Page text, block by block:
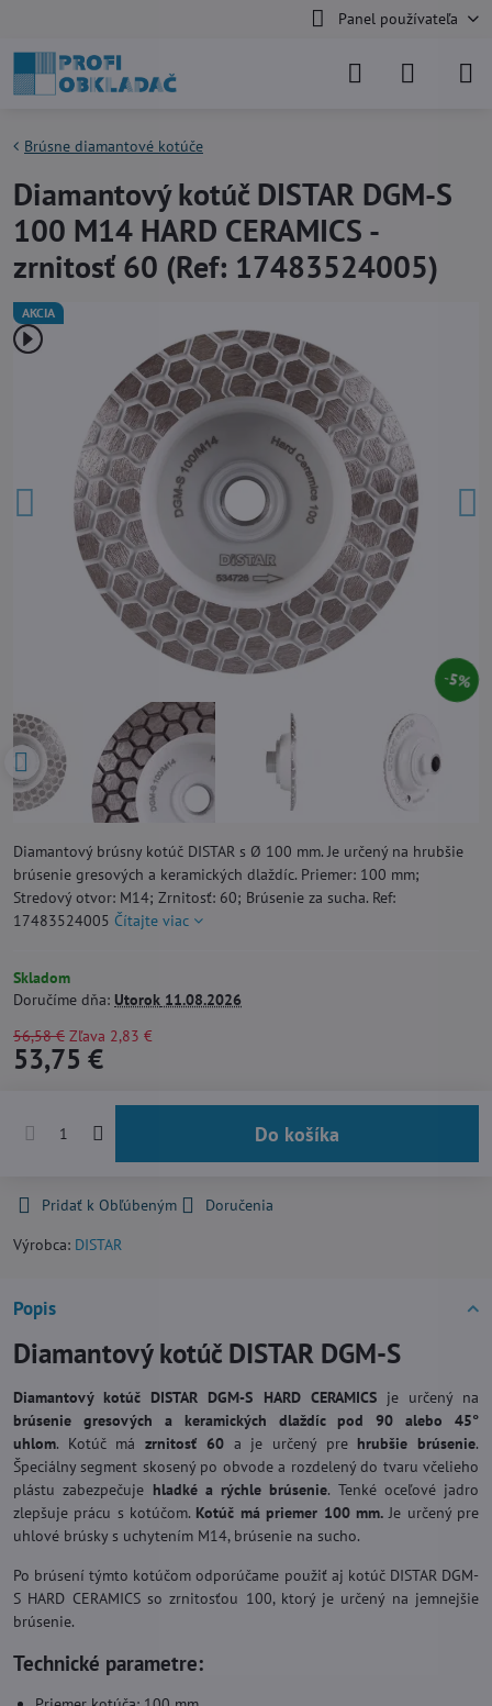
Panel používateľa
AKCIA
5%
Brúsne diamantové kotúče
Diamantový kotúč DISTAR DGM-S
100 M14 HARD CERAMICS -
zrnitosť 60 (Ref: 17483524005)
Diamantový brúsny kotúč DISTAR s Ø 100 mm. Je určený na hrubšie
brúsenie gresových a keramických dlaždíc. Priemer: 100 mm;
Stredový otvor: M14; Zrnitosť: 60; Brúsenie za sucha. Ref:
17483524005 Čítajte viac
Skladom
Doručíme dňa: Utorok 11.08.2026
56,58 € Zľava 2,83 €
53,75 €
Do košíka
Pridať k Obľúbeným
Doručenia
Výrobca: DISTAR
Popis
Diamantový kotúč DISTAR DGM-S
Diamantový kotúč DISTAR DGM-S HARD CERAMICSje určený na
brúsenie gresových a keramických dlaždíc pod 90 alebo 45°
uhlom. Kotúč mázrnitosť 60a je určený pre hrubšie brúsenie.
Špeciálny segment skosený po obvode a rozdelený do tvaru včelieho
plástu zabezpečuje hladké a rýchle brúsenie. Tenké oceľové jadro
zlepšuje prácu s kotúčom. Kotúč má priemer 100 mm.Je určený pre
uhlové brúsky s uchytením M14, brúsenie na sucho.
Po brúsení týmto kotúčom odporúčame použiť aj kotúč DISTAR DGM-
S HARD CERAMICS so zrnitosťou 100, ktorý je určený na jemnejšie
brúsenie.
Technické parametre: